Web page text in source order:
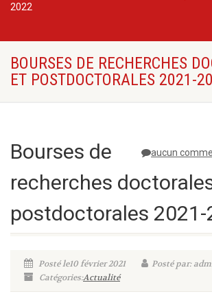
2022
BOURSES DE RECHERCHES
ET POSTDOCTORALES 2021-
aucun
Bourses de
recherches
postdoctorales 2021-
Posté le10 février 2021
Posté par:
Catégories:Actualité